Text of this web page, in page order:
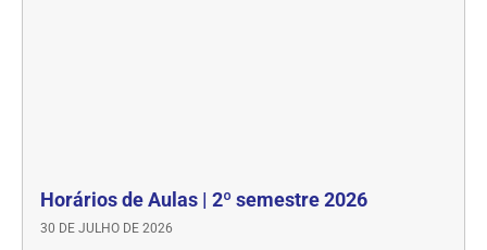
Horários de Aulas | 2º semestre 2026
30 DE JULHO DE 2026